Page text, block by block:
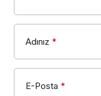
Adınız *
E-Posta *